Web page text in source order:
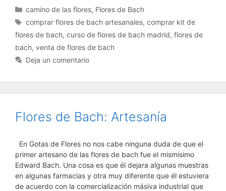
Categorías
camino de las flores, Flores de Bach
Etiquetas
comprar flores de bach artesanales,comprar kit de
flores de bach, curso de flores de bach madrid, flores de
bach, venta de flores de bach
Deja un comentario
Flores de Bach: Artesanía
En Gotas de Flores no nos cabe ninguna duda de que el
primer artesano de las flores de bach fue el mismísimo
Edward Bach. Una cosa es que él dejara algunas muestras
en algunas farmacias y otra muy diferente que él estuviera
de acuerdo con la comercialización másiva industrial que